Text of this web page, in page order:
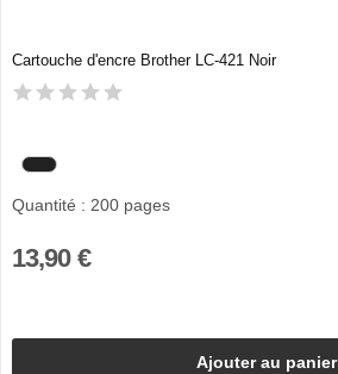
Cartouche d'encre Brother LC-421 Noir
Quantité : 200 pages
13,90 €
Ajouter au panier